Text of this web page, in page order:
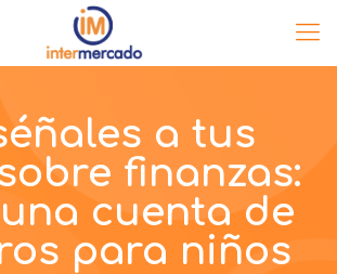
a tus
finanzas:
cuenta de
para niños